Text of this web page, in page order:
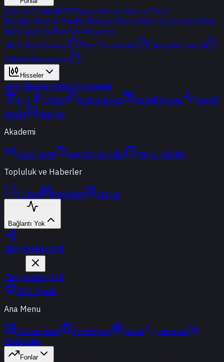
Yatırım FonlarıBES FonlarıBorsa Yatırım Fonu
Popüler Fonlar YeniBir Bakışta FonlarPortföy ŞirketleriFon
KarşılaştırmaFon Simülasyonu
Akıllı Para Sinyali
Ters Fon Arama
Çakışma Analizi
Sektör Rotasyonu
Hisseler
Yerli HisselerYabancı Hisseler
ETF
Kripto Altın & Döviz Vadeli Piyasa
Teknik
Analiz
Araçlar
Akademi
Canlı Yayın Geçmiş Yayınlar
Yayın Takvimi
Topluluk ve Haberler
t-Chat Haberler Yazılar
Bağlantı Yok
Giriş YapKayıt Ol
Giriş YapKayıt Ol
PRO Üyelik
Ana Menu
Günün Özeti Portföyüm Radar
Terminal
Endeksler
Fonlar